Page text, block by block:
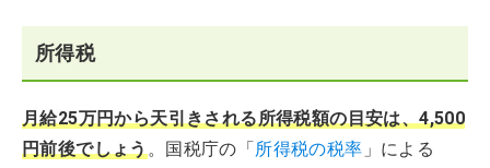
所得税
月給25万円から天引きされる所得税額の目安は、4,500
円前後でしょう。国税庁の「所得税の税率 」による